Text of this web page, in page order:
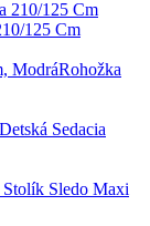
125 Cm
Rohožka
Detská Sedacia
Sledo Maxi